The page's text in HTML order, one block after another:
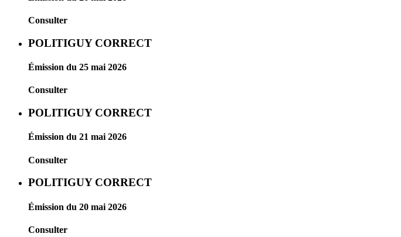
Consulter
POLITIGUY CORRECT
Émission du 25 mai 2026
Consulter
POLITIGUY CORRECT
Émission du 21 mai 2026
Consulter
POLITIGUY CORRECT
Émission du 20 mai 2026
Consulter